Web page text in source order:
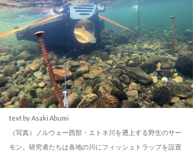
text by Asaki Abumi
（写真）ノルウェー西部・エトネ川を遡上する野生のサー
モン。研究者たちは各地の川にフィッシュトラップを設置